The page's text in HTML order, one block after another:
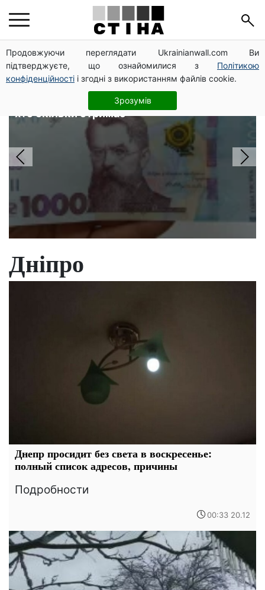
Продовжуючи переглядати Ukrainianwall.com Ви
підтверджуєте, що ознайомилися з Політикою
конфіденційності і згодні з використанням файлів cookie.
Зрозумів
Головні новини
Пенсія для III групи інвалідності з 1
вересня: від 2595 до 10 625 грн —
хто скільки отримає
Дніпро
Днепр просидит без света в воскресенье:
полный список адресов, причины
Подробности
00:33 20.12